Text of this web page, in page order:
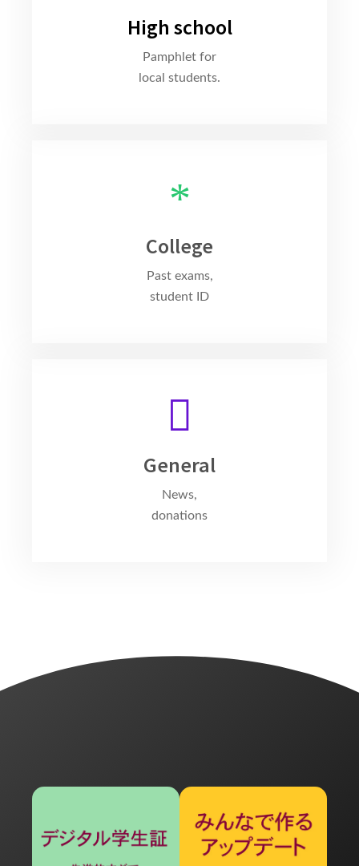
High school
Pamphlet for
local students.
College
Past exams,
student ID
General
News,
donations